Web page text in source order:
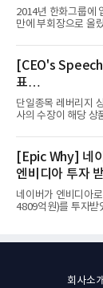
입사 12년 만에
2014년 한화그룹에
만에 부회장으로 올
[CEO's
표
“개별종목 레버
멈춰라”
단일종목 레버리지
사의 수장이 해당 상
[Epic Why] 네
엔비디아 투자
네이버가 엔비디아
4809억원)를 투자받
회사소개